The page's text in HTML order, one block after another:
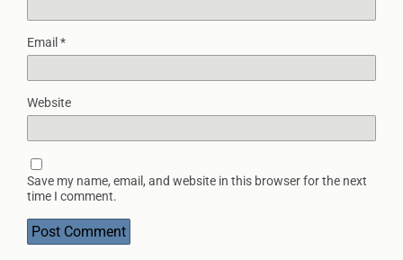
Email *
Website
Save my name, email, and website in this browser for the next
time I comment.